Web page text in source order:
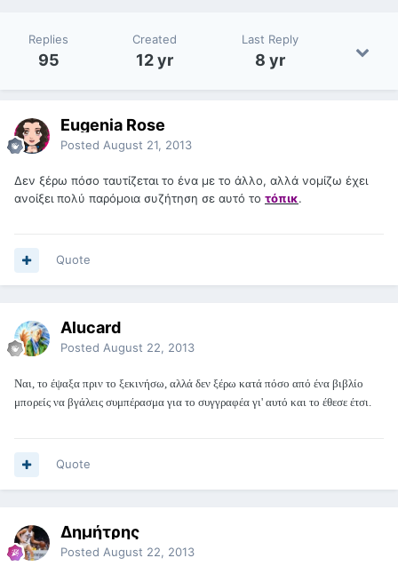
Replies
95
Created
12 yr
Last Reply
8 yr
Eugenia Rose
Posted August 21, 2013
Δεν ξέρω πόσο ταυτίζεται το ένα με το άλλο, αλλά νομίζω έχει
ανοίξει πολύ παρόμοια συζήτηση σε αυτό το τόπικ.
Quote
Alucard
Posted August 22, 2013
Ναι, το έψαξα πριν το ξεκινήσω, αλλά δεν ξέρω κατά πόσο από ένα βιβλίο
μπορείς να βγάλεις συμπέρασμα για το συγγραφέα γι' αυτό και το έθεσε έτσι.
Quote
Δημήτρης
Posted August 22, 2013